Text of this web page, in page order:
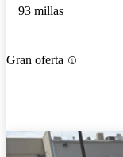
93 millas
Gran oferta